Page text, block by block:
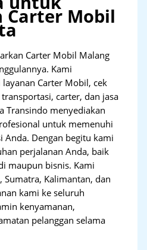
Carter Mobil
Carter Mobil Malang
Kami
Carter Mobil, cek
carter, dan jasa
Transindo menyediakan
untuk memenuhi
Anda. Dengan begitu kami
perjalanan Anda, baik
maupun bisnis. Kami
Sumatra, Kalimantan, dan
kami ke seluruh
kenyamanan,
pelanggan selama